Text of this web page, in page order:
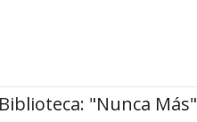
"Nunca Más"